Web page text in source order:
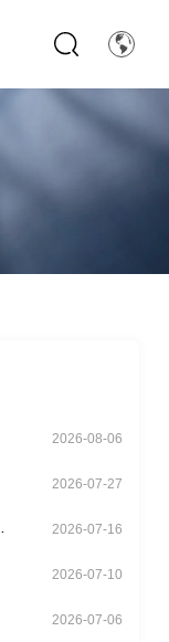
2026-08-06
2026-07-27
2026-07-16
2026-07-10
2026-07-06